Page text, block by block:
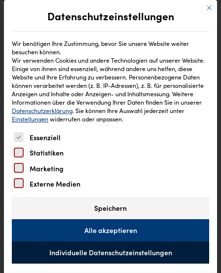
Mit
Datenschutzeinstellungen
Wir benötigen Ihre Zustimmung, bevor Sie unsere Website weiter
besuchen können.
Wir verwenden Cookies und andere Technologien auf unserer Website.
Einige von ihnen sind essenziell, während andere uns helfen, diese
Website und Ihre Erfahrung zu verbessern. Personenbezogene Daten
können verarbeitet werden (z. B. IP-Adressen), z. B. für personalisierte
Anzeigen und Inhalte oder Anzeigen- und Inhaltsmessung. Weitere
Informationen über die Verwendung Ihrer Daten finden Sie in unserer
Datenschutzerklärung. Sie können Ihre Auswahl jederzeit unter
Einstellungenwiderrufen oder anpassen.
Es folgt eine Liste der Service-Gruppen, für die eine
Essenziell
Statistiken
Marketing
Externe Medien
Speichern
Alle akzeptieren
Individuelle Datenschutzeinstellungen